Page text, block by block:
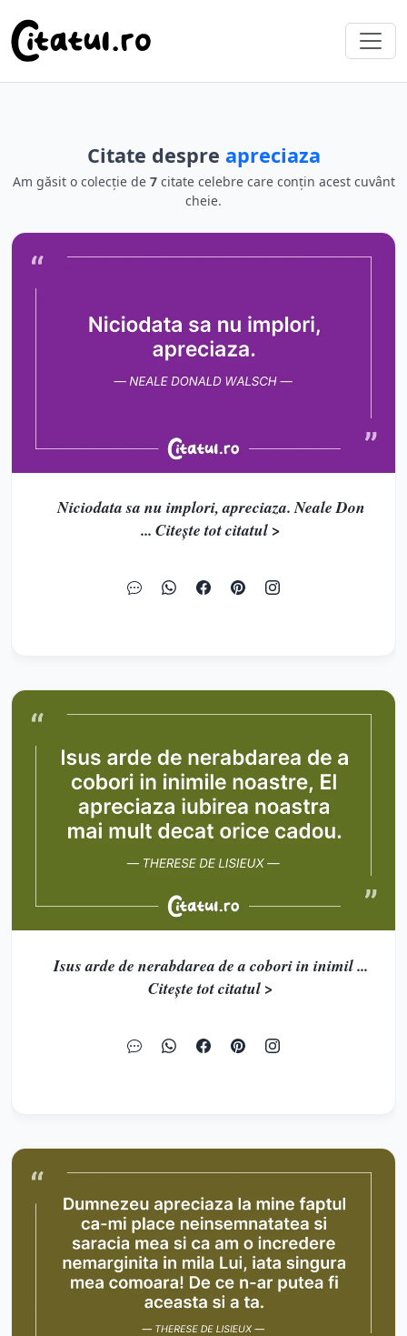
Citate despre apreciaza
Am găsit o colecție de 7citate celebre care conțin acest cuvânt
cheie.
Niciodata sa nu implori, apreciaza. Neale Don
... Citește tot citatul >
Isus arde de nerabdarea de a cobori in inimil ...
Citește tot citatul >